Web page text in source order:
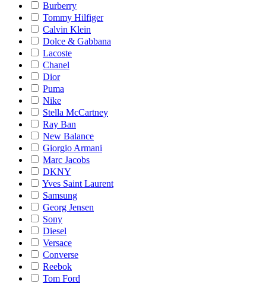
Burberry
Tommy Hilfiger
Calvin Klein
Dolce & Gabbana
Lacoste
Chanel
Dior
Puma
Nike
Stella McCartney
Ray Ban
New Balance
Giorgio Armani
Marc Jacobs
DKNY
Yves Saint Laurent
Samsung
Georg Jensen
Sony
Diesel
Versace
Converse
Reebok
Tom Ford